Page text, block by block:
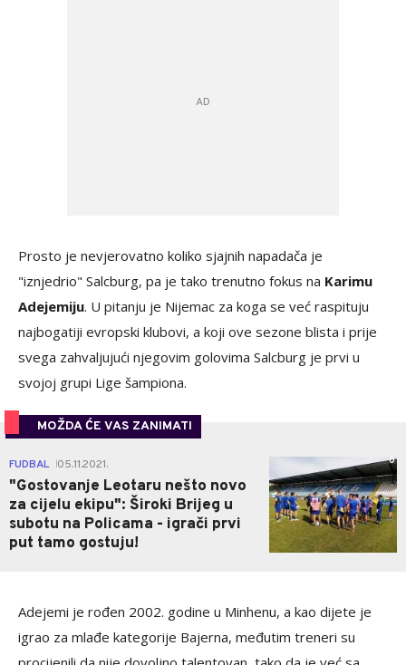
Prosto je nevjerovatno koliko sjajnih napadača je
"iznjedrio" Salcburg, pa je tako trenutno fokus na Karimu
Adejemiju. U pitanju je Nijemac za koga se već raspituju
najbogatiji evropski klubovi, a koji ove sezone blista i prije
svega zahvaljujući njegovim golovima Salcburg je prvi u
svojoj grupi Lige šampiona.
MOŽDA ĆE VAS ZANIMATI
FUDBAL 05.11.2021.
"Gostovanje Leotaru nešto novo
za cijelu ekipu": Široki Brijeg u
subotu na Policama - igrači prvi
put tamo gostuju!
0
Adejemi je rođen 2002. godine u Minhenu, a kao dijete je
igrao za mlađe kategorije Bajerna, međutim treneri su